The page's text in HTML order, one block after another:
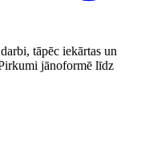
tāpēc iekārtas un
jānoformē līdz